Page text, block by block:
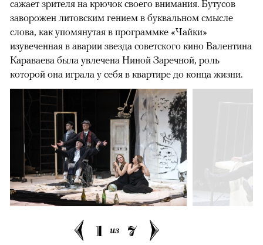
сажает зрителя на крючок своего внимания. Бутусов
заворожен литовским гением в буквальном смысле
слова, как упомянутая в программке «Чайки»
изувеченная в аварии звезда советского кино Валентина
Караваева была увлечена Ниной Заречной, роль
которой она играла у себя в квартире до конца жизни.
1 из 7